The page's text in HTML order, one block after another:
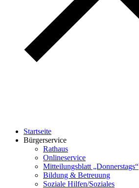
Startseite
Bürgerservice
Rathaus
Onlineservice
Mitteilungsblatt „Donnerstags“
Bildung & Betreuung
Soziale Hilfen/Soziales